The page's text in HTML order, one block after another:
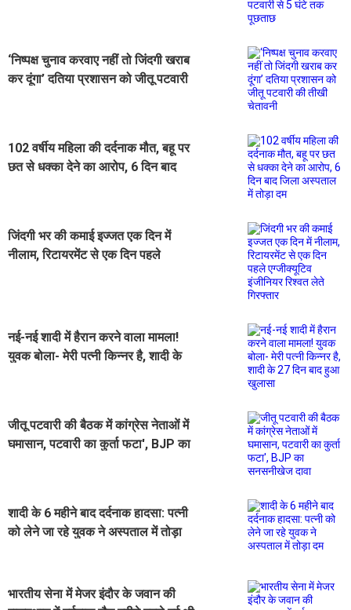
‘निष्पक्ष चुनाव करवाए नहीं तो जिंदगी खराब
कर दूंगा’ दतिया प्रशासन को जीतू पटवारी
102 वर्षीय महिला की दर्दनाक मौत, बहू पर
छत से धक्का देने का आरोप, 6 दिन बाद
जिंदगी भर की कमाई इज्जत एक दिन में
नीलाम, रिटायरमेंट से एक दिन पहले
नई-नई शादी में हैरान करने वाला मामला!
युवक बोला- मेरी पत्नी किन्नर है, शादी के
जीतू पटवारी की बैठक में कांग्रेस नेताओं में
घमासान, पटवारी का कुर्ता फटा', BJP का
शादी के 6 महीने बाद दर्दनाक हादसा: पत्नी
को लेने जा रहे युवक ने अस्पताल में तोड़ा
भारतीय सेना में मेजर इंदौर के जवान की